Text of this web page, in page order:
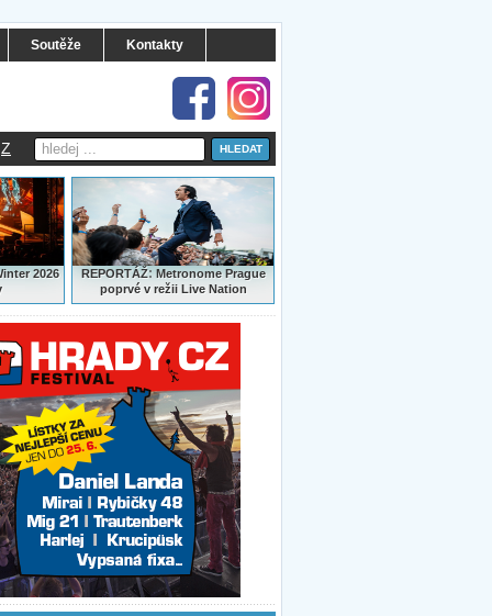
Soutěže Kontakty
Z
2026
REPORTÁŽ:Metronome Prague
poprvé v režii Live Nation